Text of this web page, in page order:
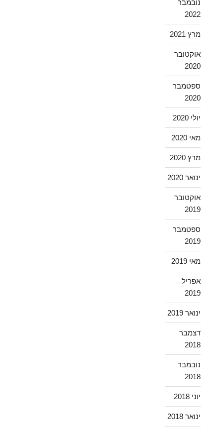
נובמבר
2022
מרץ 2021
אוקטובר
2020
ספטמבר
2020
יולי 2020
מאי 2020
מרץ 2020
ינואר 2020
אוקטובר
2019
ספטמבר
2019
מאי 2019
אפריל
2019
ינואר 2019
דצמבר
2018
נובמבר
2018
יוני 2018
ינואר 2018